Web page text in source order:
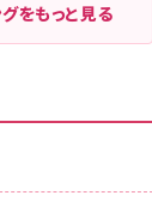
をもっと見る